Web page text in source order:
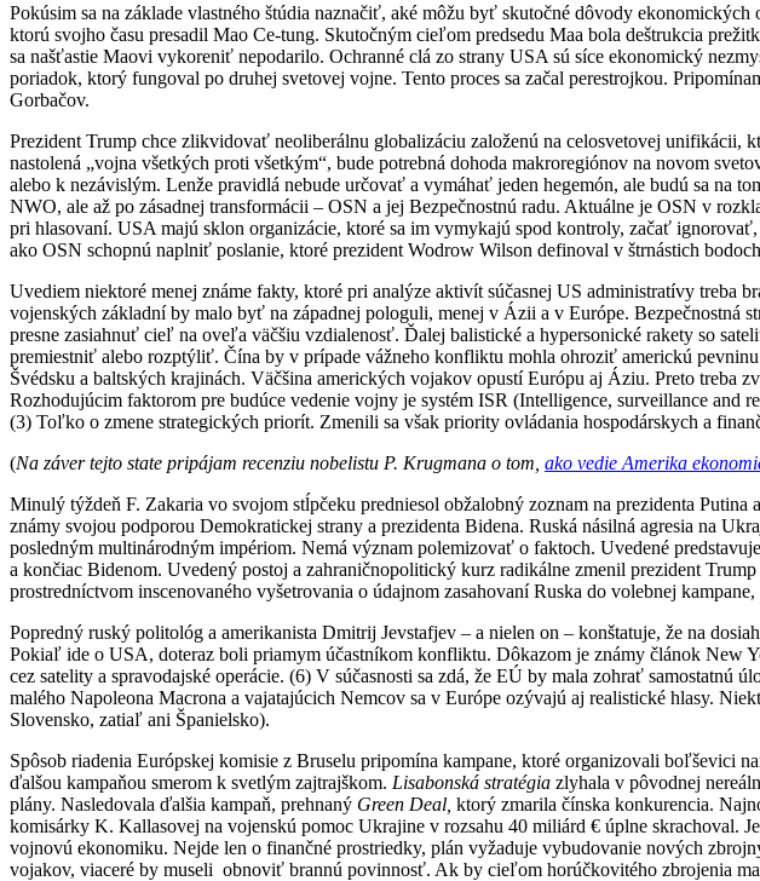
Pokúsim sa na základe vlastného štúdia naznačiť, aké môžu byť skutočné dôvody
ktorú svojho času presadil Mao Ce-tung. Skutočným cieľom predsedu Maa bola deštrukcia
sa našťastie Maovi vykoreniť nepodarilo. Ochranné clá zo strany USA sú síce ekonomický
poriadok, ktorý fungoval po druhej svetovej vojne. Tento proces sa začal perestrojkou.
Gorbačov.
Prezident Trump chce zlikvidovať neoliberálnu globalizáciu založenú na celosvetovej unifikácii,
nastolená „vojna všetkých proti všetkým“, bude potrebná dohoda makroregiónov na novom
alebo k nezávislým. Lenže pravidlá nebude určovať a vymáhať jeden hegemón, ale budú sa
NWO, ale až po zásadnej transformácii – OSN a jej Bezpečnostnú radu. Aktuálne je OSN v
pri hlasovaní. USA majú sklon organizácie, ktoré sa im vymykajú spod kontroly, začať
ako OSN schopnú naplniť poslanie, ktoré prezident Wodrow Wilson definoval v štrnástich
Uvediem niektoré menej známe fakty, ktoré pri analýze aktivít súčasnej US administratívy
vojenských základní by malo byť na západnej pologuli, menej v Ázii a v Európe. Bezpečnostná
presne zasiahnuť cieľ na oveľa väčšiu vzdialenosť. Ďalej balistické a hypersonické rakety so
premiestniť alebo rozptýliť. Čína by v prípade vážneho konfliktu mohla ohroziť americkú
Švédsku a baltských krajinách. Väčšina amerických vojakov opustí Európu aj Áziu. Preto treba
Rozhodujúcim faktorom pre budúce vedenie vojny je systém ISR (Intelligence, surveillance and
(3) Toľko o zmene strategických priorít. Zmenili sa však priority ovládania hospodárskych a
(Na záver tejto state pripájam recenziu nobelistu P. Krugmana o tom, ako vedie Amerika
Minulý týždeň F. Zakaria vo svojom stĺpčeku predniesol obžalobný zoznam na prezidenta
známy svojou podporou Demokratickej strany a prezidenta Bidena. Ruská násilná agresia na
posledným multinárodným impériom. Nemá význam polemizovať o faktoch. Uvedené
a končiac Bidenom. Uvedený postoj a zahraničnopolitický kurz radikálne zmenil prezident
prostredníctvom inscenovaného vyšetrovania o údajnom zasahovaní Ruska do volebnej
Popredný ruský politológ a amerikanista Dmitrij Jevstafjev – a nielen on – konštatuje, že na
Pokiaľ ide o USA, doteraz boli priamym účastníkom konfliktu. Dôkazom je známy článok New
cez satelity a spravodajské operácie. (6) V súčasnosti sa zdá, že EÚ by mala zohrať
malého Napoleona Macrona a vajatajúcich Nemcov sa v Európe ozývajú aj realistické hlasy.
Slovensko, zatiaľ ani Španielsko).
Spôsob riadenia Európskej komisie z Bruselu pripomína kampane, ktoré organizovali boľševici
ďalšou kampaňou smerom k svetlým zajtrajškom. Lisabonská stratégia zlyhala v pôvodnej
plány. Nasledovala ďalšia kampaň, prehnaný Green Deal, ktorý zmarila čínska konkurencia.
komisárky K. Kallasovej na vojenskú pomoc Ukrajine v rozsahu 40 miliárd € úplne skrachoval.
vojnovú ekonomiku. Nejde len o finančné prostriedky, plán vyžaduje vybudovanie nových
vojakov, viaceré by museli obnoviť brannú povinnosť. Ak by cieľom horúčkovitého zbrojenia